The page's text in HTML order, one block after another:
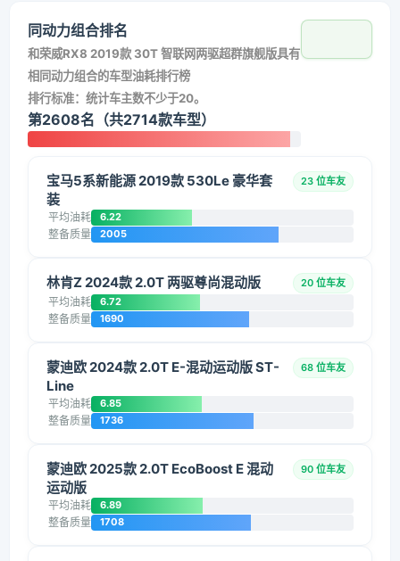
同动力组合排名
和荣威RX8 2019款 30T 智联网两驱超群旗舰版具有
相同动力组合的车型油耗排行榜
排行标准：统计车主数不少于20。
第2608名（共2714款车型）
宝马5系新能源 2019款 530Le 豪华套
装
23 位车友
平均油耗 6.22
整备质量 2005
林肯Z 2024款 2.0T 两驱尊尚混动版 20 位车友
平均油耗 6.72
整备质量 1690
蒙迪欧 2024款 2.0T E-混动运动版 ST-
Line
68 位车友
平均油耗 6.85
整备质量 1736
蒙迪欧 2025款 2.0T EcoBoost E 混动
运动版
90 位车友
平均油耗 6.89
整备质量 1708